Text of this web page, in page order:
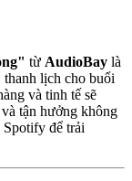
từ AudioBay là
thanh lịch cho buổi
và tinh tế sẽ
tận hưởng không
để trải